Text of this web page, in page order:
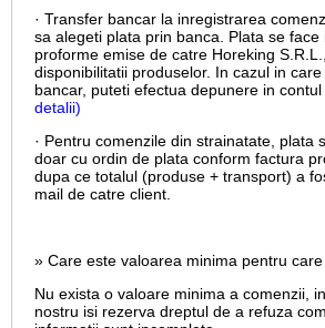
· Transfer bancar la inregistrarea
sa alegeti plata prin banca. Plata se face
proforme emise de catre Horeking
disponibilitatii produselor. In cazul in
bancar, puteti efectua depunere in contul
detalii)
· Pentru comenzile din strainatate, plata
doar cu ordin de plata conform factura
dupa ce totalul (produse + transport) a
mail de catre client.
» Care este valoarea minima pentru
Nu exista o valoare minima a comenzii,
nostru isi rezerva dreptul de a refuza